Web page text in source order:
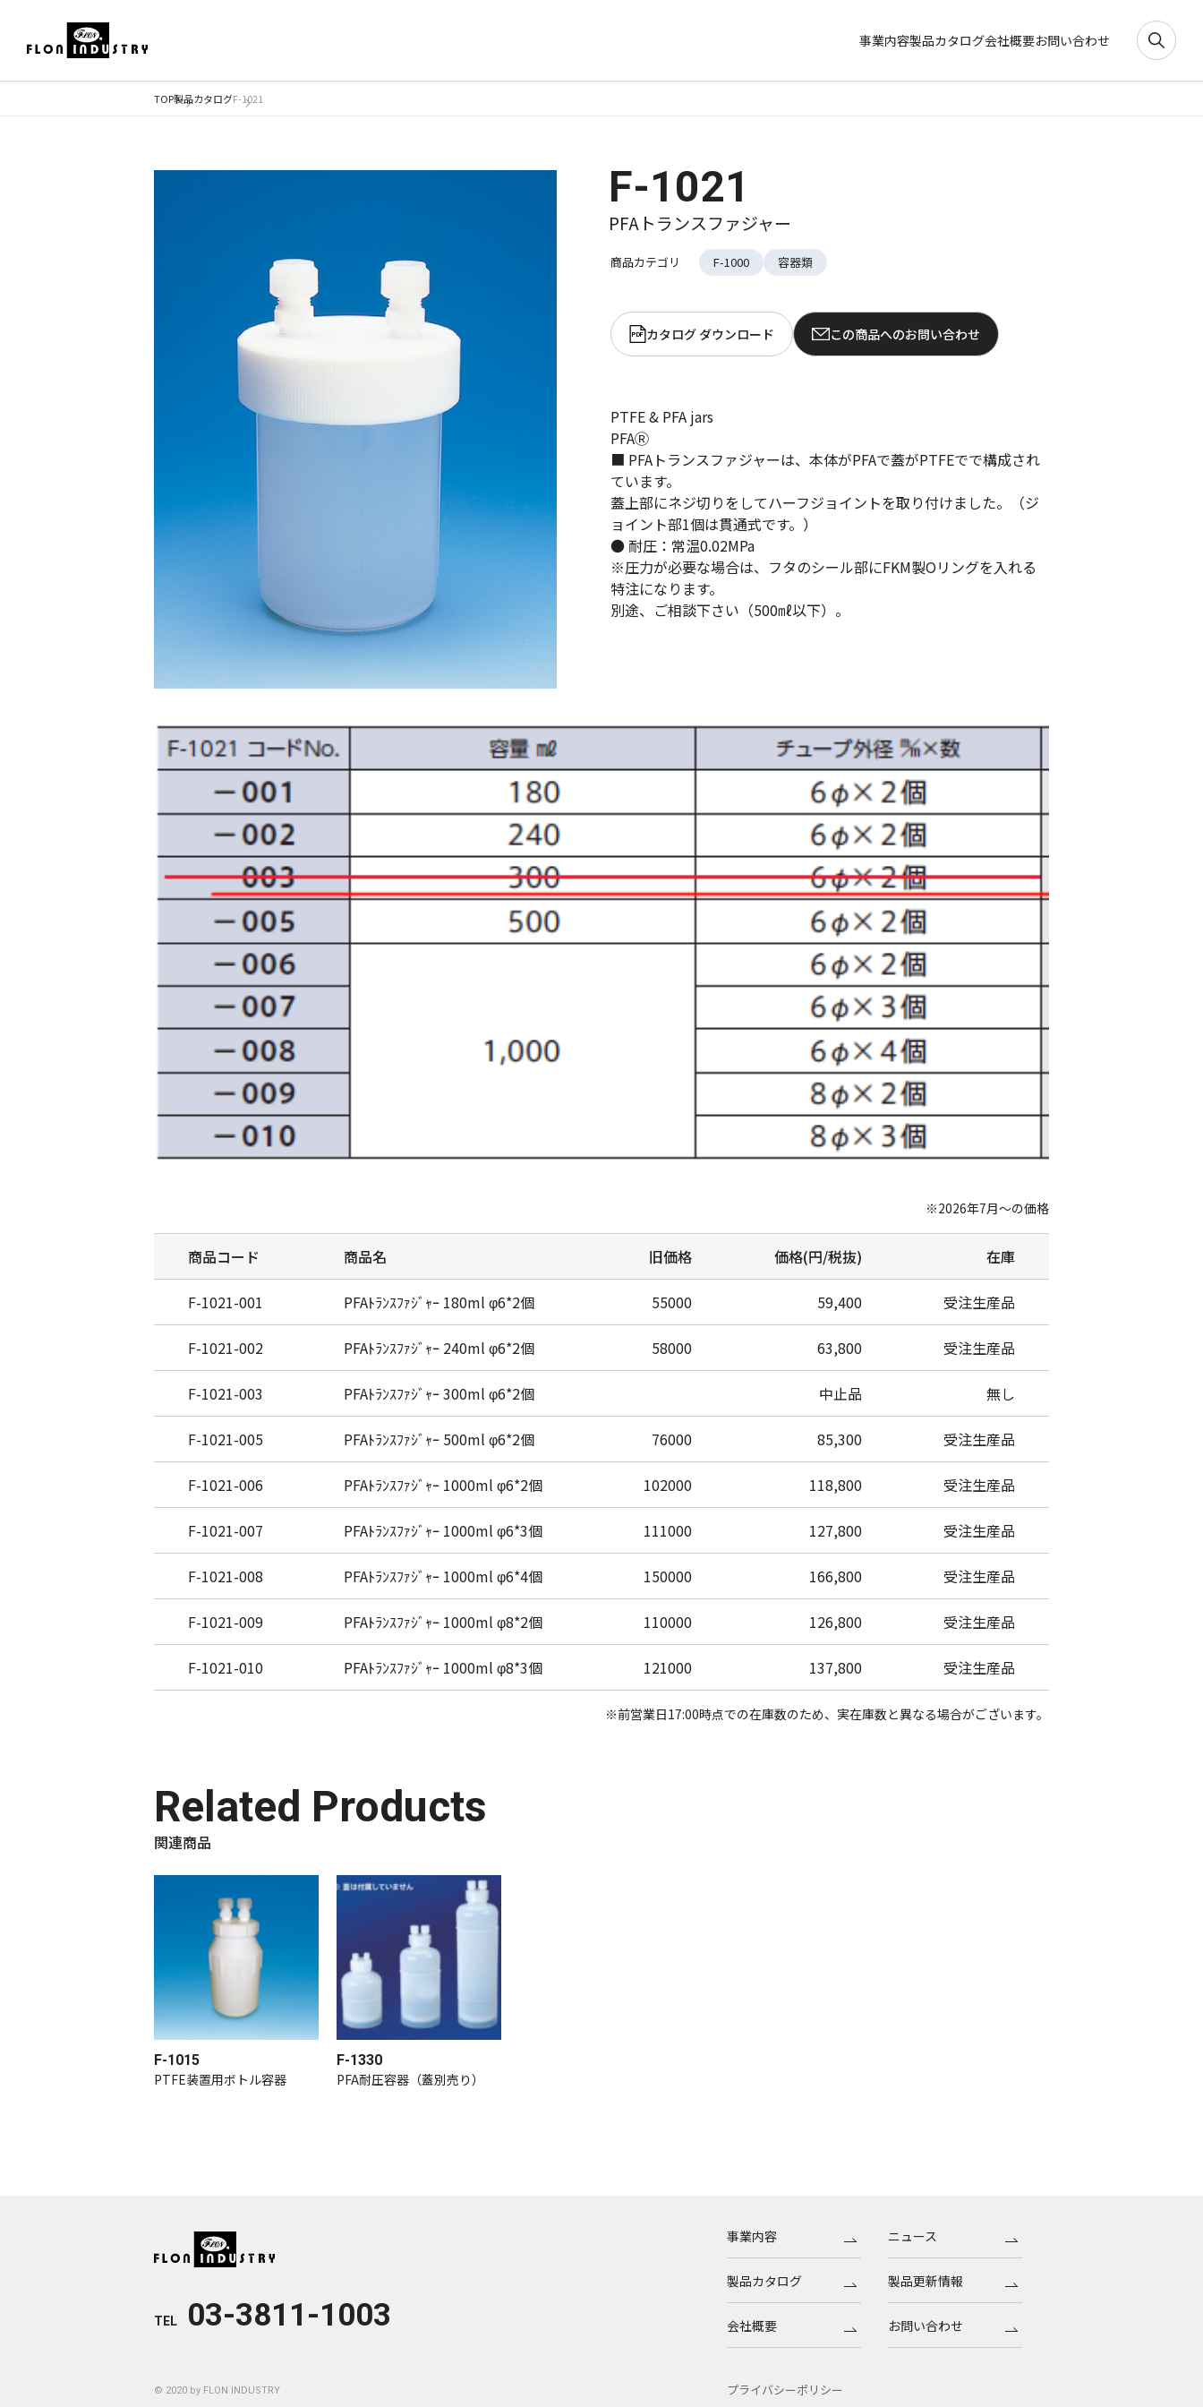
事業内容製品カタログ会社概要お問い合わせ
TOP製品カタログF-1021
F-1021
PFAトランスファジャー
商品カテゴリ F-1000 容器類
PDF カタログ ダウンロード この商品へのお問い合わせ
PTFE & PFA jars
PFAⓇ
■ PFAトランスファジャーは、本体がPFAで蓋がPTFEでで構成され
ています。
蓋上部にネジ切りをしてハーフジョイントを取り付けました。（ジ
ョイント部1個は貫通式です。）
● 耐圧：常温0.02MPa
※圧力が必要な場合は、フタのシール部にFKM製Oリングを入れる
特注になります。
別途、ご相談下さい（500㎖以下）。
※2026年7月～の価格
商品コード 商品名 旧価格 価格(円/税抜) 在庫
F-1021-001 PFAﾄﾗﾝｽﾌｧｼﾞｬｰ 180ml φ6*2個 55000 59,400 受注生産品
F-1021-002 PFAﾄﾗﾝｽﾌｧｼﾞｬｰ 240ml φ6*2個 58000 63,800 受注生産品
F-1021-003 PFAﾄﾗﾝｽﾌｧｼﾞｬｰ 300ml φ6*2個 中止品 無し
F-1021-005 PFAﾄﾗﾝｽﾌｧｼﾞｬｰ 500ml φ6*2個 76000 85,300 受注生産品
F-1021-006 PFAﾄﾗﾝｽﾌｧｼﾞｬｰ 1000ml φ6*2個 102000 118,800 受注生産品
F-1021-007 PFAﾄﾗﾝｽﾌｧｼﾞｬｰ 1000ml φ6*3個 111000 127,800 受注生産品
F-1021-008 PFAﾄﾗﾝｽﾌｧｼﾞｬｰ 1000ml φ6*4個 150000 166,800 受注生産品
F-1021-009 PFAﾄﾗﾝｽﾌｧｼﾞｬｰ 1000ml φ8*2個 110000 126,800 受注生産品
F-1021-010 PFAﾄﾗﾝｽﾌｧｼﾞｬｰ 1000ml φ8*3個 121000 137,800 受注生産品
※前営業日17:00時点での在庫数のため、実在庫数と異なる場合がございます。
Related Products
関連商品
F-1015
PTFE装置用ボトル容器
F-1330
PFA耐圧容器（蓋別売り）
TEL 03-3811-1003
事業内容
製品カタログ
会社概要
ニュース
製品更新情報
お問い合わせ
プライバシーポリシー
© 2020 by FLON INDUSTRY